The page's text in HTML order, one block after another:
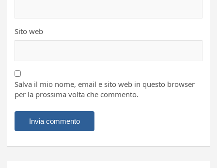
Sito web
Salva il mio nome, email e sito web in questo browser
per la prossima volta che commento.